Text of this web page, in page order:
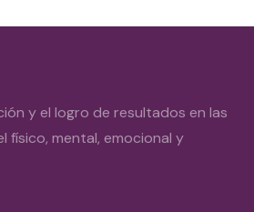
y el logro de resultados en las
físico, mental, emocional y